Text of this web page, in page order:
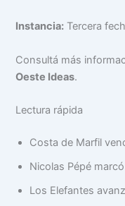
Instancia: Tercera
Consultá más
Oeste Ideas.
Lectura rápida
Costa de Marfil
Nicolas Pépé
Los Elefantes